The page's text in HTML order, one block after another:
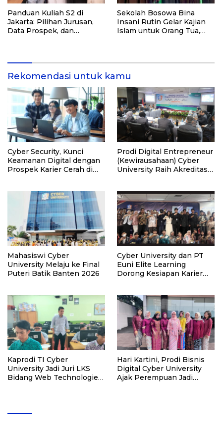
Panduan Kuliah S2 di
Jakarta: Pilihan Jurusan,
Data Prospek, dan
Sekolah Bosowa Bina
Insani Rutin Gelar Kajian
Islam untuk Orang Tua,
Rekomendasi untuk kamu
Cyber Security, Kunci
Keamanan Digital dengan
Prospek Karier Cerah di
Prodi Digital Entrepreneur
(Kewirausahaan) Cyber
University Raih Akreditasi
Mahasiswi Cyber
University Melaju ke Final
Puteri Batik Banten 2026
Cyber University dan PT
Euni Elite Learning
Dorong Kesiapan Karier
Kaprodi TI Cyber
University Jadi Juri LKS
Bidang Web Technologies
Hari Kartini, Prodi Bisnis
Digital Cyber University
Ajak Perempuan Jadi